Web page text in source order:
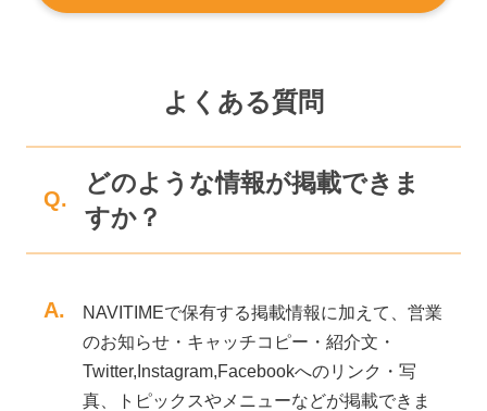
よくある質問
Q.
どのような情報が掲載できま
すか？
A.
NAVITIMEで保有する掲載情報に加えて、営業
のお知らせ・キャッチコピー・紹介文・
Twitter,Instagram,Facebookへのリンク・写
真、トピックスやメニューなどが掲載できま